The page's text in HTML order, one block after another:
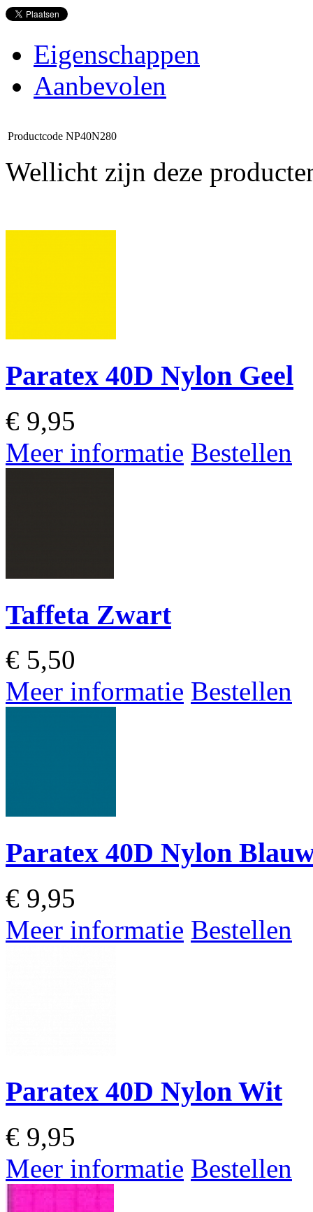
Eigenschappen
Aanbevolen
Productcode NP40N280
Wellicht zijn deze
Paratex 40D Nylon Geel
€ 9,95
Meer informatie Bestellen
Taffeta Zwart
€ 5,50
Meer informatie Bestellen
Paratex 40D Nylon
€ 9,95
Meer informatie Bestellen
Paratex 40D Nylon Wit
€ 9,95
Meer informatie Bestellen